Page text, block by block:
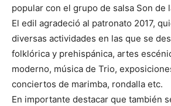
popular con el grupo de salsa Son de
El edil agradeció al patronato 2017,
diversas actividades en las que se
folklórica y prehispánica, artes
moderno, música de Trio,
conciertos de marimba, rondalla etc.
En importante destacar que también